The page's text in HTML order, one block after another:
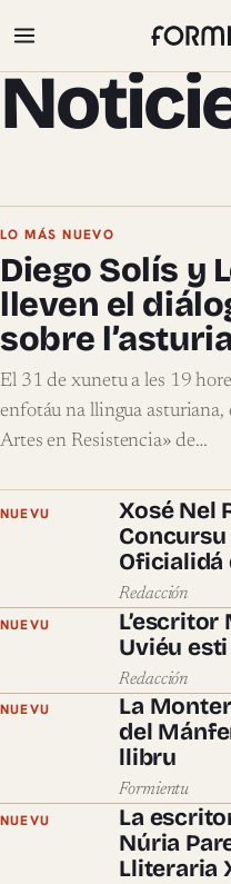
Pieces de Noticies
LO MÁS NUEVO
Diego Solís y
lleven el
sobre
El 31 de xunetu a les 19
enfotáu na llingua
Artes en Resistencia» de…
NUEVU
Xosé Nel
Concursu
Oficialidá
Redacción
NUEVU
Uviéu
Redacción
NUEVU
La
del
llibru
Formientu
NUEVU
La
Núria
Lliteraria